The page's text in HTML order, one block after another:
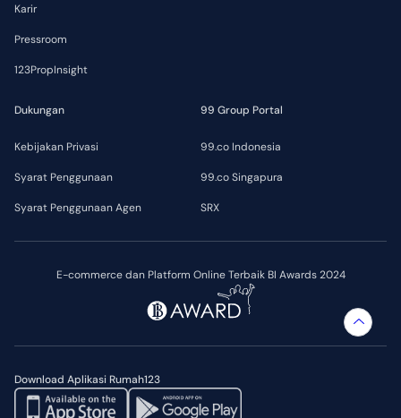
E-commerce dan Platform Online Terbaik BI Awards 2024
Download Aplikasi Rumah123
Karir
Pressroom
123PropInsight
Dukungan
Kebijakan Privasi
Syarat Penggunaan
Syarat Penggunaan Agen
99 Group Portal
99.co Indonesia
99.co Singapura
SRX